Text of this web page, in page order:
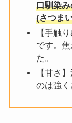
口馴染
(さつま
【手触り
です。
た。
【甘さ
のは強く